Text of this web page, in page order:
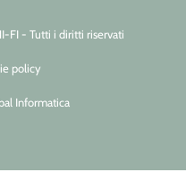
FI - Tutti i diritti riservati
policy
Informatica